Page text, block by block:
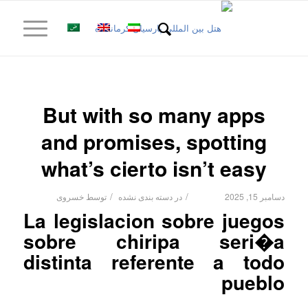
But with so many apps
and promises, spotting
what’s cierto isn’t easy
دسامبر 15, 2025 / در دسته بندی نشده / توسط خسروی
La legislacion sobre juegos
sobre chiripa seri�a
distinta referente a todo
pueblo